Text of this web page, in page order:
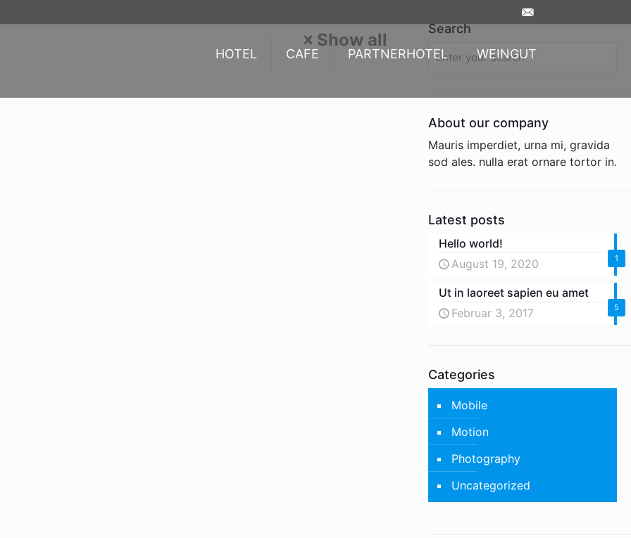
HOTEL CAFE PARTNERHOTEL WEINGUT
Show all
Search
About our company
Mauris imperdiet, urna mi, gravida
sod ales. nulla erat ornare tortor in.
Latest posts
1
Hello world!
August 19, 2020
5
Ut in laoreet sapien eu amet
Februar 3, 2017
Categories
Mobile
Motion
Photography
Uncategorized